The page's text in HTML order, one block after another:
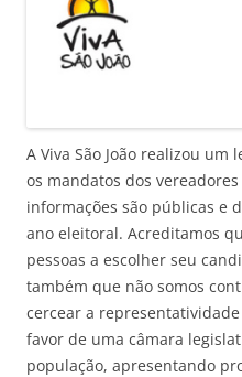
A Viva São João realizou
os mandatos dos
informações são públicas e
ano eleitoral. Acreditamos
pessoas a escolher seu
também que não somos
cercear a
favor de uma câmara
população, apresentando